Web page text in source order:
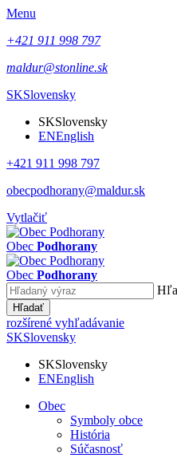
Menu
+421 911 998 797
maldur@stonline.sk
SKSlovensky
SKSlovensky
ENEnglish
+421 911 998 797
obecpodhorany@maldur.sk
Vytlačiť
Obec Podhorany
Obec Podhorany
Hľadať
rozšírené vyhľadávanie
SKSlovensky
SKSlovensky
ENEnglish
Obec
Symboly obce
História
Súčasnosť